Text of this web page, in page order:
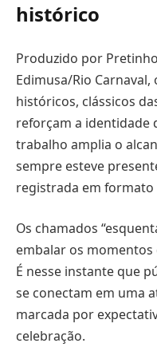
histórico
Produzido por
Edimusa/Rio
históricos, clássicos
reforçam a identidade
trabalho amplia o
sempre esteve
registrada em
Os chamados
embalar os momentos
É nesse instante que
se conectam em uma
marcada por
celebração.